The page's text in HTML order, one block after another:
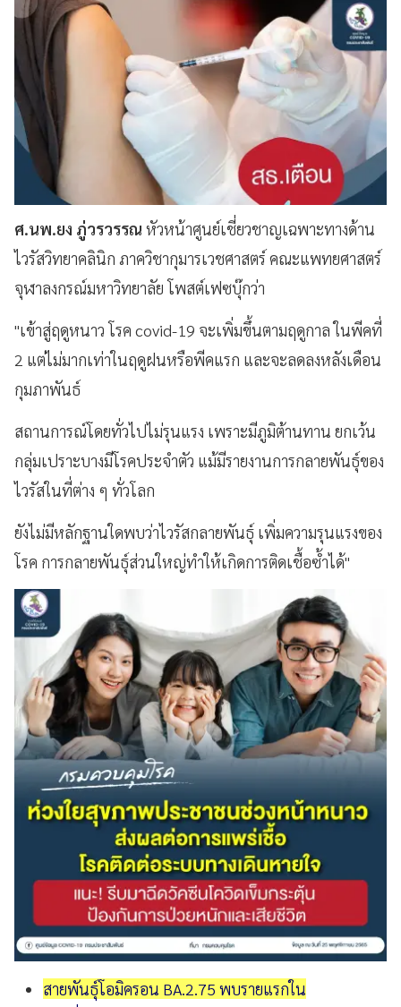
ศ.นพ.ยง ภู่วรวรรณ หัวหน้าศูนย์เชี่ยวชาญเฉพาะทางด้าน
ไวรัสวิทยาคลินิก ภาควิชากุมารเวชศาสตร์ คณะแพทยศาสตร์
จุฬาลงกรณ์มหาวิทยาลัย โพสต์เฟซบุ๊กว่า
"เข้าสู่ฤดูหนาว โรค covid-19 จะเพิ่มขึ้นตามฤดูกาล ในพีคที่
2 แต่ไม่มากเท่าในฤดูฝนหรือพีคแรก และจะลดลงหลังเดือน
กุมภาพันธ์
สถานการณ์โดยทั่วไปไม่รุนแรง เพราะมีภูมิต้านทาน ยกเว้น
กลุ่มเปราะบางมีโรคประจำตัว แม้มีรายงานการกลายพันธุ์ของ
ไวรัสในที่ต่าง ๆ ทั่วโลก
ยังไม่มีหลักฐานใดพบว่าไวรัสกลายพันธุ์ เพิ่มความรุนแรงของ
โรค การกลายพันธุ์ส่วนใหญ่ทำให้เกิดการติดเชื้อซ้ำได้"
สายพันธุ์โอมิครอน BA.2.75 พบรายแรกใน